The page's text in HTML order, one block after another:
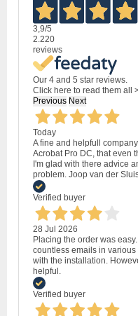
3,9/5
2.220
reviews
Our 4 and 5 star reviews.
Click here to read them all
Previous Next
Today
A fine and helpfull
Acrobat Pro DC, that even
I'm glad with there advice
problem. Joop van der
Verified buyer
28 Jul 2026
Placing the order was
countless emails in
with the installation.
helpful.
Verified buyer